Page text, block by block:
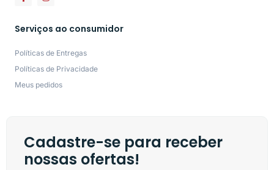
Serviços ao consumidor
Políticas de Entregas
Políticas de Privacidade
Meus pedidos
Cadastre-se para receber
nossas ofertas!